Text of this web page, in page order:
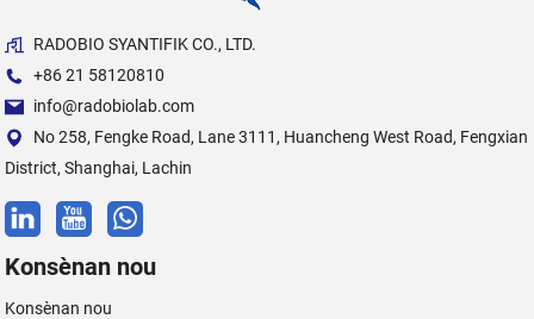
RADOBIO SYANTIFIK CO., LTD.
+86 21 58120810
info@radobiolab.com
No 258, Fengke Road, Lane 3111, Huancheng West Road, Fengxian
District, Shanghai, Lachin
Konsènan nou
Konsènan nou